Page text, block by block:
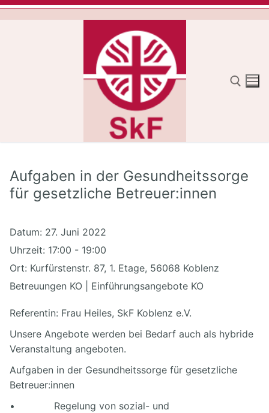
Zum
Inhalt
Aufgaben in der Gesundheitssorge
für gesetzliche Betreuer:innen
Datum: 27. Juni 2022
Uhrzeit: 17:00 - 19:00
Ort: Kurfürstenstr. 87, 1. Etage, 56068 Koblenz
Betreuungen KO | Einführungsangebote KO
Referentin: Frau Heiles, SkF Koblenz e.V.
Unsere Angebote werden bei Bedarf auch als hybride
Veranstaltung angeboten.
Aufgaben in der Gesundheitssorge für gesetzliche
Betreuer:innen
• Regelung von sozial- und